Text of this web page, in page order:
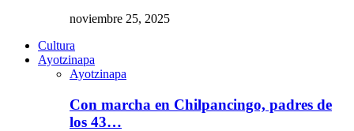
noviembre 25, 2025
Cultura
Ayotzinapa
Ayotzinapa
Con marcha en Chilpancingo, padres de
los 43…